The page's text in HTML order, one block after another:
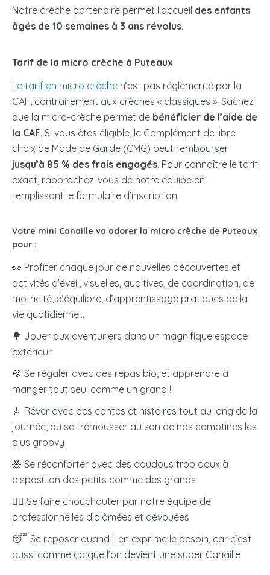
Notre crèche partenaire permet l’accueil des enfants
âgés de 10 semaines à 3 ans révolus.
Tarif de la micro crèche à Puteaux
Le tarif en micro crèche n’est pas réglementé par la
CAF, contrairement aux crèches « classiques ». Sachez
que la micro-crèche permet de bénéficier de l’aide de
la CAF. Si vous êtes éligible, le Complément de libre
choix de Mode de Garde (CMG) peut rembourser
jusqu’à 85 % des frais engagés. Pour connaître le tarif
exact, rapprochez-vous de notre équipe en
remplissant le formulaire d’inscription.
Votre mini Canaille va adorer la micro crèche de Puteaux
pour :
👀 Profiter chaque jour de nouvelles découvertes et
activités d’éveil, visuelles, auditives, de coordination, de
motricité, d’équilibre, d’apprentissage pratiques de la
vie quotidienne…
🌳 Jouer aux aventuriers dans un magnifique espace
extérieur
🍪 Se régaler avec des repas bio, et apprendre à
manger tout seul comme un grand !
🎸 Rêver avec des contes et histoires tout au long de la
journée, ou se trémousser au son de nos comptines les
plus groovy
🧸 Se réconforter avec des doudous trop doux à
disposition des petits comme des grands
🧖‍♀️ Se faire chouchouter par notre équipe de
professionnelles diplômées et dévouées
😴 Se reposer quand il en exprime le besoin, car c’est
aussi comme ça que l’on devient une super Canaille